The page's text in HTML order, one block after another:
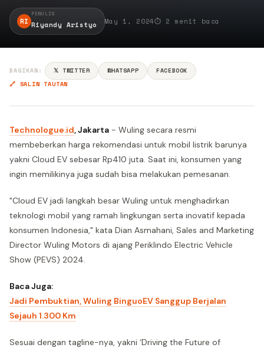
RI
PENULIS
Riyandy Aristyo May 1, 2024⏱ 2 menit baca
BAGIKAN: 𝕏 TWITTER WHATSAPP
FACEBOOK
🔗 SALIN TAUTAN
Technologue.id, Jakarta - Wuling secara resmi
membeberkan harga rekomendasi untuk mobil listrik barunya
yakni Cloud EV sebesar Rp410 juta. Saat ini, konsumen yang
ingin memilikinya juga sudah bisa melakukan pemesanan.
"Cloud EV jadi langkah besar Wuling untuk menghadirkan
teknologi mobil yang ramah lingkungan serta inovatif kepada
konsumen Indonesia," kata Dian Asmahani, Sales and Marketing
Director Wuling Motors di ajang Periklindo Electric Vehicle
Show (PEVS) 2024.
Baca Juga:
Jadi Pembuktian, Wuling BinguoEV Sanggup Berjalan
Sejauh 1.300 Km
Sesuai dengan tagline-nya, yakni ‘Driving the Future of